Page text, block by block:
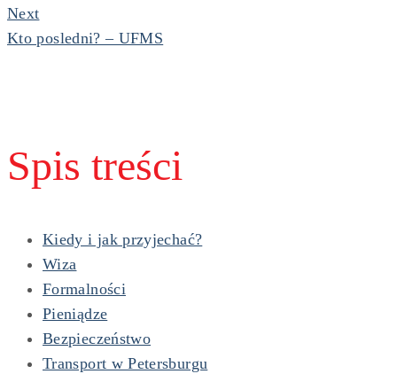
Next
Kto posledni? – UFMS
Spis treści
Kiedy i jak przyjechać?
Wiza
Formalności
Pieniądze
Bezpieczeństwo
Transport w Petersburgu